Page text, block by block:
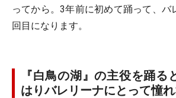
ってから。3年前に初めて踊って、バ
回目になります。
『白鳥の湖』の主役を踊る
はりバレリーナにとって憧